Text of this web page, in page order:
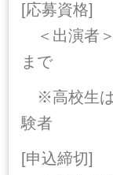
[応募資格]
＜出演者
まで
※高校生は
験者
[申込締切]